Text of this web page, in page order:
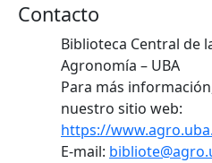
Contacto
Biblioteca Central de
Agronomía – UBA
Para más
nuestro sitio web:
https://
E-mail: